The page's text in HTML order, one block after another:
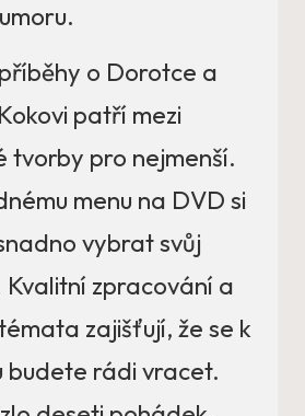
o Dorotce a
patří mezi
tvorby pro nejmenší.
menu na DVD si
vybrat svůj
zpracování a
zajišťují, že se k
budete rádi vracet.